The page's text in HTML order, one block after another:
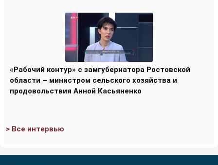
«Рабочий контур» с замгубернатора Ростовской
области – министром сельского хозяйства и
продовольствия Анной Касьяненко
> Все интервью